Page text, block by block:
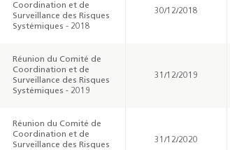
Coordination et de
Surveillance des Risques
Systémiques - 2018
30/12/2018
Réunion du Comité de
Coordination et de
Surveillance des Risques
Systémiques - 2019
31/12/2019
Réunion du Comité de
Coordination et de
Surveillance des Risques
31/12/2020
Indicateurs clés des
statistiques
monétaires - 2026